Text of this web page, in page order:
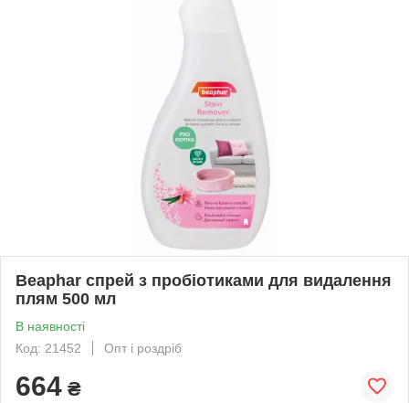
Beaphar спрей з пробіотиками для видалення
плям 500 мл
В наявності
Код: 21452
Опт і роздріб
664 ₴